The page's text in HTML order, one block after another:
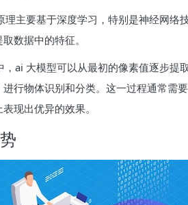
理主要基于深度学习，特别是神经网络
数据中的特征。
，ai 大模型可以从最初的像素值逐步提
行物体识别和分类。这一过程通常需
现出优异的效果。